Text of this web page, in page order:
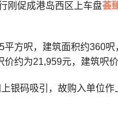
刚促成港岛西区上车盘荟
方呎，建筑面积约360
约为21,959元，建筑呎价
银码吸引，故购入单位作